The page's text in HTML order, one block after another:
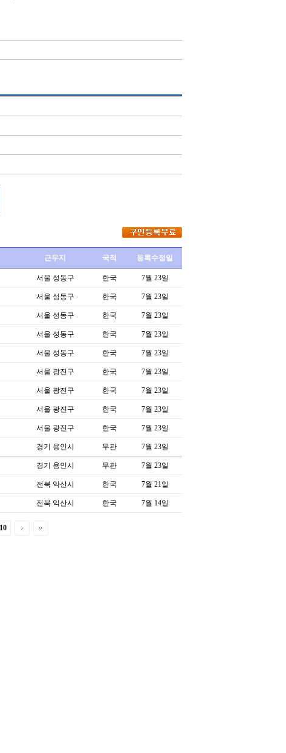
근무지 국적 등록수정일
서울 성동구 한국 7월 23일
서울 성동구 한국 7월 23일
서울 성동구 한국 7월 23일
서울 성동구 한국 7월 23일
서울 성동구 한국 7월 23일
서울 광진구 한국 7월 23일
서울 광진구 한국 7월 23일
서울 광진구 한국 7월 23일
서울 광진구 한국 7월 23일
경기 용인시 무관 7월 23일
경기 용인시 무관 7월 23일
전북 익산시 한국 7월 21일
전북 익산시 한국 7월 14일
10